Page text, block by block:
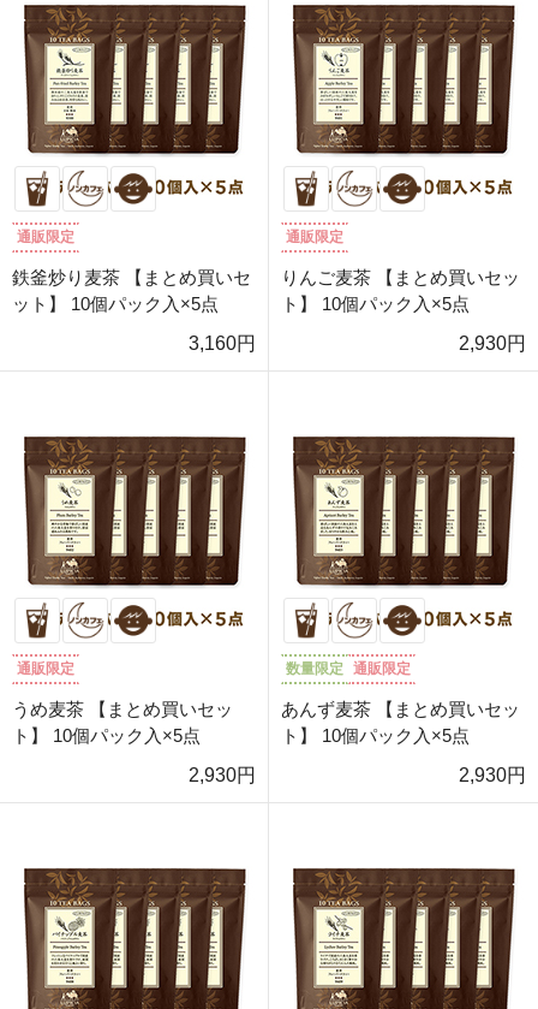
通販限定
鉄釜炒り麦茶 【まとめ買いセ
ット】 10個パック入×5点
3,160円
通販限定
りんご麦茶 【まとめ買いセッ
ト】 10個パック入×5点
2,930円
通販限定
うめ麦茶 【まとめ買いセッ
ト】 10個パック入×5点
2,930円
数量限定 通販限定
あんず麦茶 【まとめ買いセッ
ト】 10個パック入×5点
2,930円